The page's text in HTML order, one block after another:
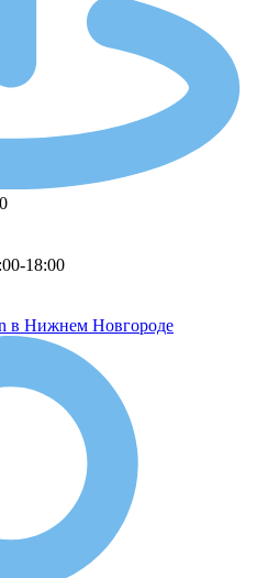
18:00
в Нижнем Новгороде